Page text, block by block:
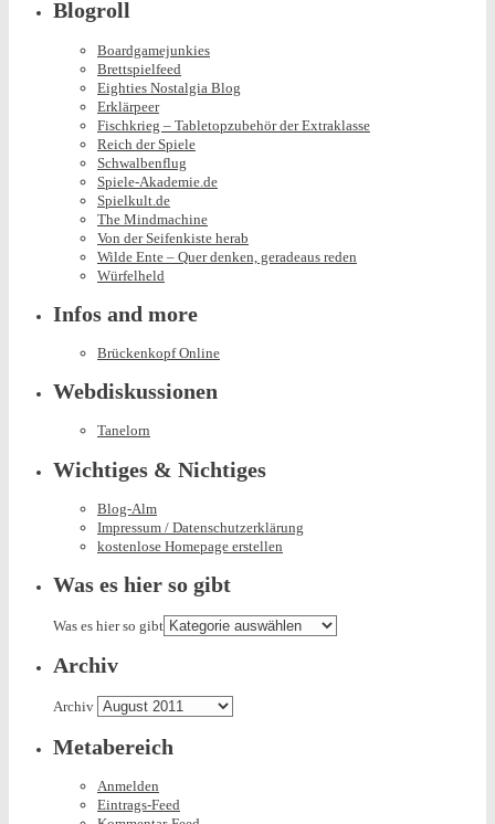
Blogroll
Boardgamejunkies
Brettspielfeed
Eighties Nostalgia Blog
Erklärpeer
Fischkrieg – Tabletopzubehör der Extraklasse
Reich der Spiele
Schwalbenflug
Spiele-Akademie.de
Spielkult.de
The Mindmachine
Von der Seifenkiste herab
Wilde Ente – Quer denken, geradeaus reden
Würfelheld
Infos and more
Brückenkopf Online
Webdiskussionen
Tanelorn
Wichtiges & Nichtiges
Blog-Alm
Impressum / Datenschutzerklärung
kostenlose Homepage erstellen
Was es hier so gibt
Was es hier so gibt
Archiv
Archiv
Metabereich
Anmelden
Eintrags-Feed